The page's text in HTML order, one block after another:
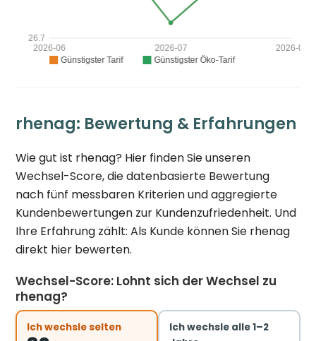
rhenag: Bewertung & Erfahrungen
Wie gut ist rhenag? Hier finden Sie unseren
Wechsel-Score, die datenbasierte Bewertung
nach fünf messbaren Kriterien und aggregierte
Kundenbewertungen zur Kundenzufriedenheit. Und
Ihre Erfahrung zählt: Als Kunde können Sie rhenag
direkt hier bewerten.
Wechsel-Score: Lohnt sich der Wechsel zu
rhenag?
Ich wechsle selten
Ich wechsle alle 1–2